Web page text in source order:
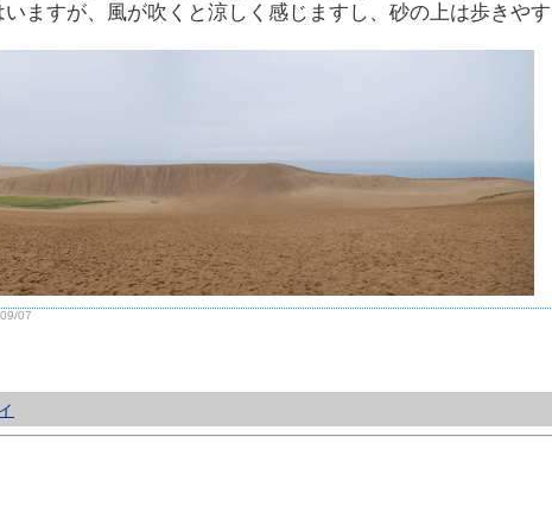
ますが、風が吹くと涼しく感じますし、砂の上は歩きやす
07